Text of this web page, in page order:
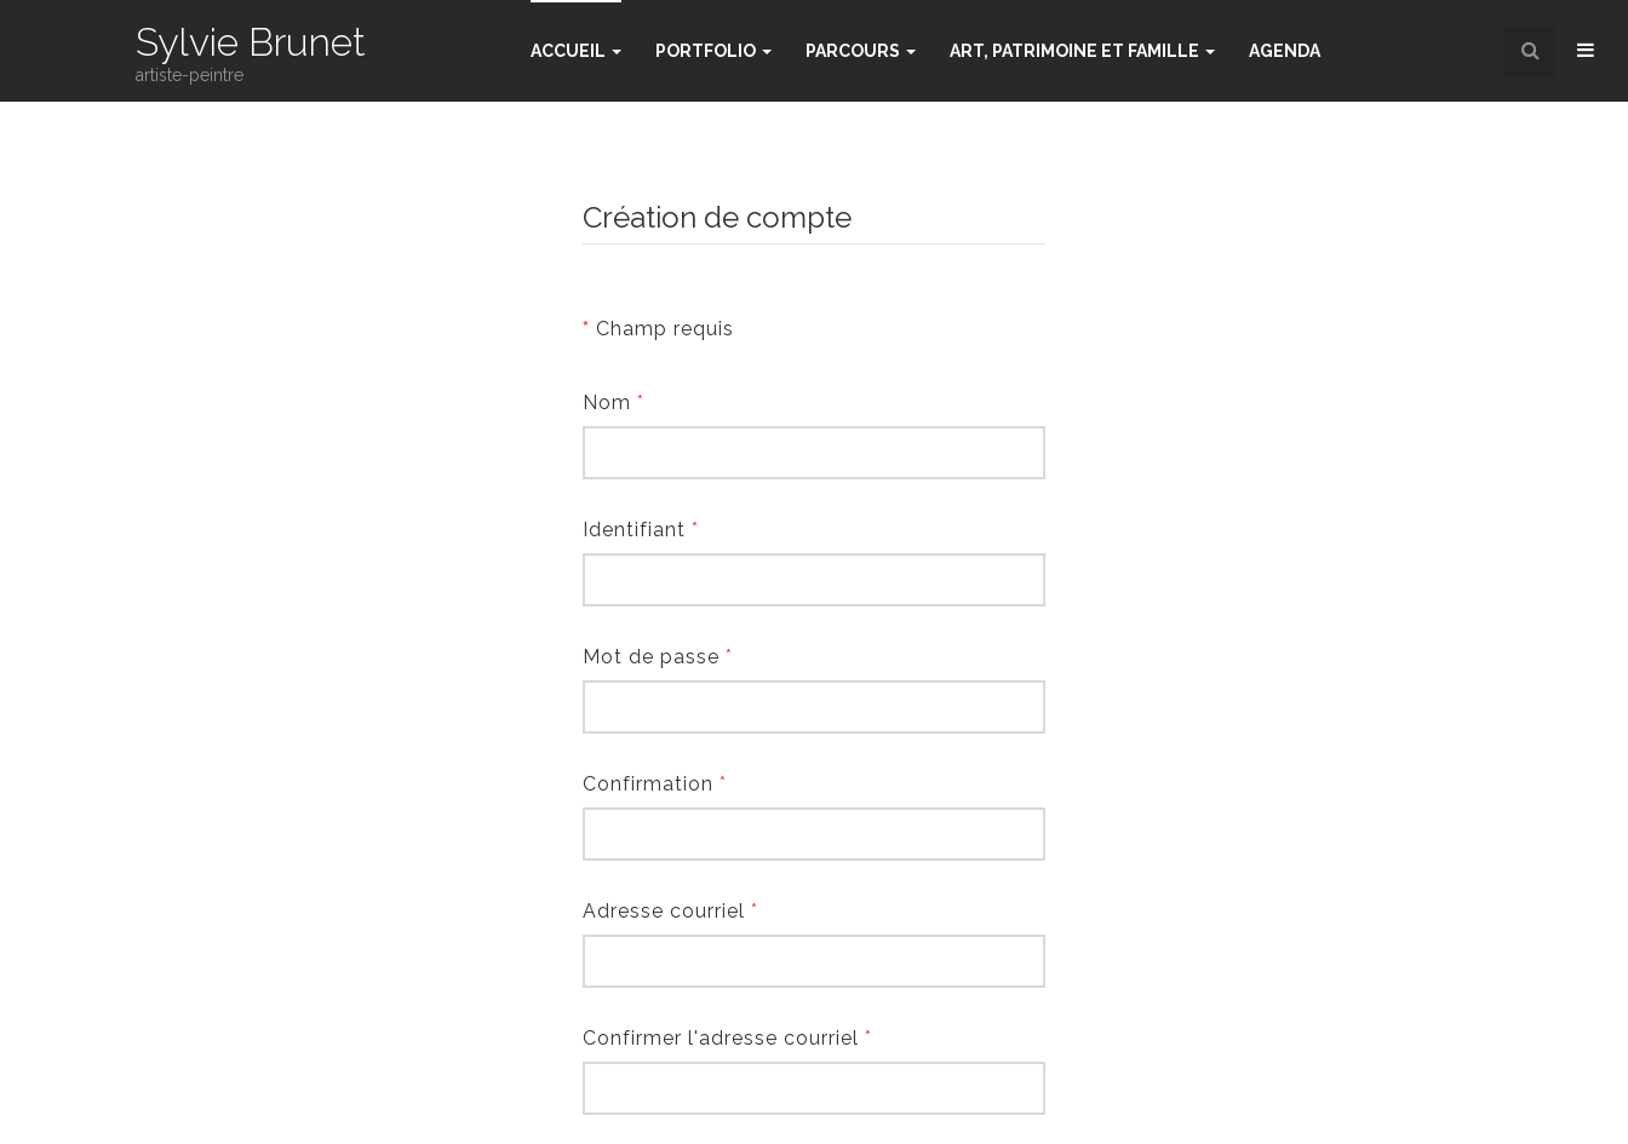
Sylvie Brunet
artiste-peintre
ACCUEIL PORTFOLIO PARCOURS ART, PATRIMOINE ET FAMILLE AGENDA
Création de compte
* Champ requis
Nom *
Identifiant *
Mot de passe *
Confirmation *
Adresse courriel *
Confirmer l'adresse courriel *